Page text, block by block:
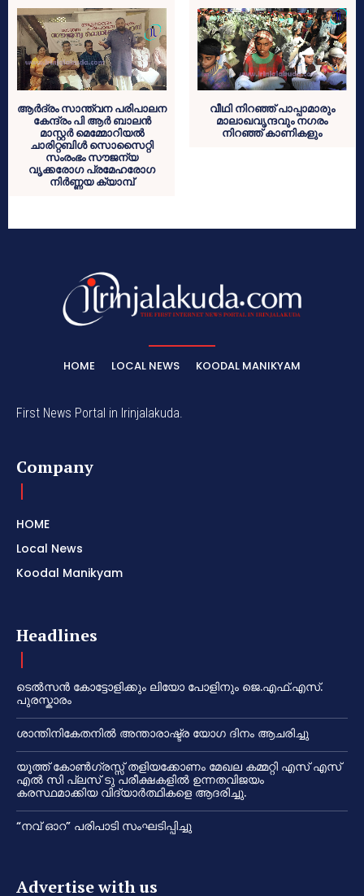
ആര്‍ദ്രം സാന്ത്വന പരിപാലന
കേന്ദ്രം പി ആര്‍ ബാലന്‍
മാസ്റ്റര്‍ മെമ്മോറിയല്‍
ചാരിറ്റബിള്‍ സൊസൈറ്റി
സംരംഭം സൗജന്യ
വൃക്കരോഗ പ്രമേഹരോഗ
നിര്‍ണ്ണയ ക്യാമ്പ്
വീഥി നിറഞ്ഞ് പാപ്പാമാരും
മാലാഖവൃന്ദവും നഗരം
നിറഞ്ഞ് കാണികളും
HOME LOCAL NEWS KOODAL MANIKYAM
First News Portal in Irinjalakuda.
Company
HOME
Local News
Koodal Manikyam
Headlines
ടെൽസൻ കോട്ടോളിക്കും ലിയോ പോളിനും ജെ.എഫ്.എസ്.
പുരസ്കാരം
ശാന്തിനികേതനിൽ അന്താരാഷ്ട്ര യോഗ ദിനം ആചരിച്ചു
യൂത്ത് കോൺഗ്രസ്സ് തളിയക്കോണം മേഖല കമ്മറ്റി എസ് എസ്
എൽ സി പ്ലസ് ടു പരീക്ഷകളിൽ ഉന്നതവിജയം
കരസ്ഥമാക്കിയ വിദ്യാർത്ഥികളെ ആദരിച്ചു.
“നവ് ഓറ” പരിപാടി സംഘടിപ്പിച്ചു
Advertise with us